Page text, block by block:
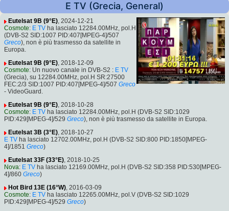
E TV (Grecia, General)
Eutelsat 9B (9°E), 2024-12-21
Cosmote: E TV ha lasciato 12284.00MHz, pol.H
(DVB-S2 SID:1007 PID:407[MPEG-4]/507
Greco), non è più trasmesso da satellite in
Europa.
Eutelsat 9B (9°E), 2018-12-09
Cosmote: Un nuovo canale in DVB-S2 : E TV
(Grecia), su 12284.00MHz, pol.H SR:27500
FEC:2/3 SID:1007 PID:407[MPEG-4]/507 Greco
- VideoGuard.
Eutelsat 9B (9°E), 2018-10-28
Cosmote: E TV ha lasciato 12284.00MHz, pol.H (DVB-S2 SID:1029
PID:429[MPEG-4]/529 Greco), non è più trasmesso da satellite in Europa.
Eutelsat 3B (3°E), 2018-10-27
E TV ha lasciato 12702.00MHz, pol.H (DVB-S2 SID:800 PID:1850[MPEG-
4]/1851 Greco)
Eutelsat 33F (33°E), 2018-10-25
Nova: E TV ha lasciato 12169.00MHz, pol.H (DVB-S2 SID:358 PID:530[MPEG-
4]/860 Greco)
Hot Bird 13E (16°W), 2016-03-09
Cosmote: E TV ha lasciato 12265.00MHz, pol.V (DVB-S2 SID:1029
PID:429[MPEG-4]/529 Greco)